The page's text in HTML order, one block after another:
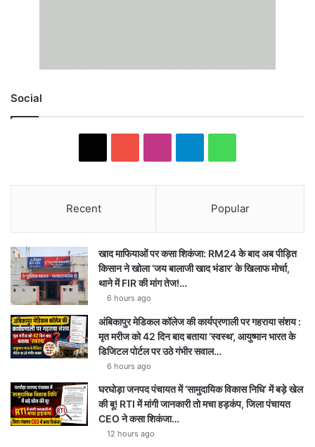
Social
Recent Popular
खाद माफियाओं पर कसा शिकंजा: RM24 के बाद अब पीड़ित
किसान ने खोला ‘जय बालाजी खाद भंडार’ के खिलाफ मोर्चा,
थाने में FIR की मांग तेज!…
6 hours ago
अंबिकापुर मेडिकल कॉलेज की कार्यप्रणाली पर गहराया संशय :
मृत मरीज को 42 दिन बाद बताया ‘स्वस्थ’, आयुष्मान भारत के
डिजिटल पोर्टल पर उठे गंभीर सवाल…
6 hours ago
घरघोड़ा जनपद पंचायत में ‘सामुदायिक विकास निधि’ में बड़े खेल
की बू! RTI में मांगी जानकारी तो मचा हड़कंप, जिला पंचायत
CEO ने कसा शिकंजा…
12 hours ago